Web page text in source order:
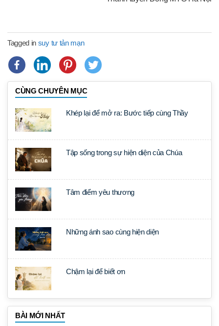
Tagged in suy tư tản mạn
CÙNG CHUYÊN MỤC
Khép lại để mở ra: Bước tiếp cùng Thầy
Tập sống trong sự hiện diện của Chúa
Tâm điểm yêu thương
Những ánh sao cùng hiện diện
Chậm lại để biết ơn
BÀI MỚI NHẤT